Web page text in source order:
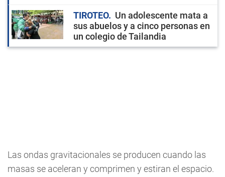
TIROTEO
Un adolescente mata a
sus abuelos y a cinco personas en
un colegio de Tailandia
Las ondas gravitacionales se producen cuando las
masas se aceleran y comprimen y estiran el espacio.